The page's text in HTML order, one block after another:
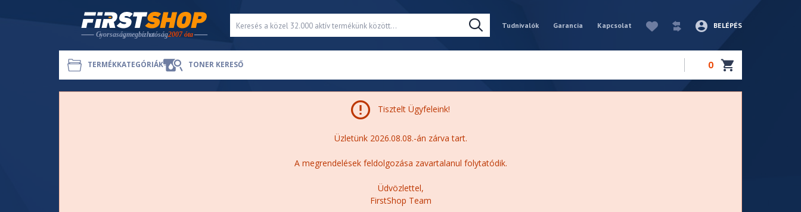
Tudnivalók Garancia Kapcsolat BELÉPÉS
TERMÉKKATEGÓRIÁK TONER KERESŐ 0
Tisztelt Ügyfeleink!
Üzletünk 2026.08.08.-án zárva tart.
A megrendelések feldolgozása zavartalanul folytatódik.
Üdvözlettel,
FirstShop Team